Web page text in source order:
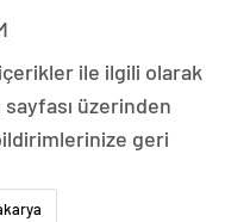
ile ilgili olarak
üzerinden
geri